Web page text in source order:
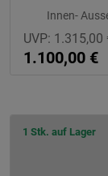
Innen-
UVP: 1.315,00
1.100,00 €
1 Stk. auf Lager